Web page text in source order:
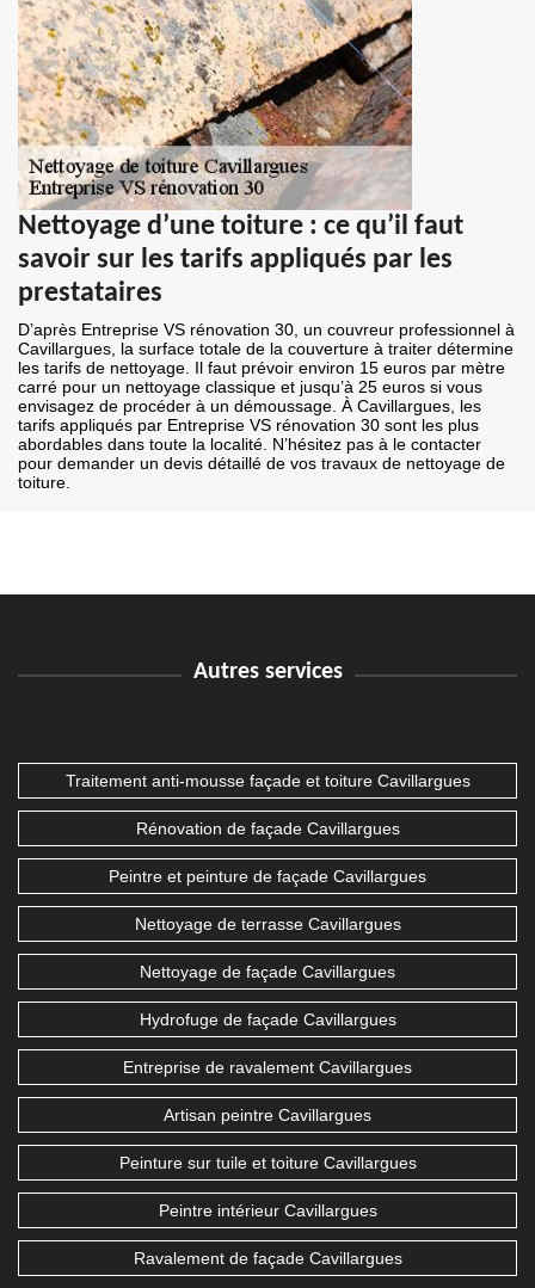
Nettoyage d’une toiture : ce qu’il faut
savoir sur les tarifs appliqués par les
prestataires
D’après Entreprise VS rénovation 30, un couvreur professionnel à
Cavillargues, la surface totale de la couverture à traiter détermine
les tarifs de nettoyage. Il faut prévoir environ 15 euros par mètre
carré pour un nettoyage classique et jusqu’à 25 euros si vous
envisagez de procéder à un démoussage. À Cavillargues, les
tarifs appliqués par Entreprise VS rénovation 30 sont les plus
abordables dans toute la localité. N’hésitez pas à le contacter
pour demander un devis détaillé de vos travaux de nettoyage de
toiture.
Autres services
Traitement anti-mousse façade et toiture Cavillargues
Rénovation de façade Cavillargues
Peintre et peinture de façade Cavillargues
Nettoyage de terrasse Cavillargues
Nettoyage de façade Cavillargues
Hydrofuge de façade Cavillargues
Entreprise de ravalement Cavillargues
Artisan peintre Cavillargues
Peinture sur tuile et toiture Cavillargues
Peintre intérieur Cavillargues
Ravalement de façade Cavillargues